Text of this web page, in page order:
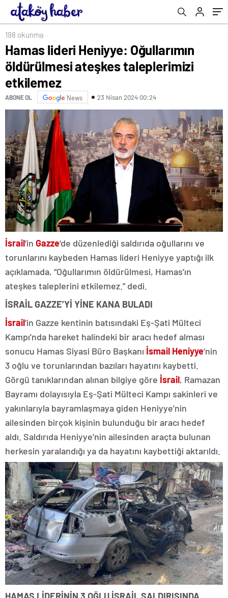
198 okunma
Hamas lideri Heniyye: Oğullarımın
öldürülmesi ateşkes taleplerimizi
etkilemez
ABONE OL News 23 Nisan 2024 00:24
İsrail‘in Gazze‘de düzenlediği saldırıda oğullarını ve
torunlarını kaybeden Hamas lideri Heniyye yaptığı ilk
açıklamada, “Oğullarımın öldürülmesi, Hamas’ın
ateşkes taleplerini etkilemez.” dedi.
İSRAİL GAZZE’Yİ YİNE KANA BULADI
İsrail‘in Gazze kentinin batısındaki Eş-Şati Mülteci
Kampı’nda hareket halindeki bir aracı hedef alması
sonucu Hamas Siyasi Büro Başkanı İsmail Heniyye‘nin
3 oğlu ve torunlarından bazıları hayatını kaybetti.
Görgü tanıklarından alınan bilgiye göre İsrail, Ramazan
Bayramı dolayısıyla Eş-Şati Mülteci Kampı sakinleri ve
yakınlarıyla bayramlaşmaya giden Heniyye’nin
ailesinden birçok kişinin bulunduğu bir aracı hedef
aldı. Saldırıda Heniyye’nin ailesinden araçta bulunan
herkesin yaralandığı ya da hayatını kaybettiği aktarıldı.